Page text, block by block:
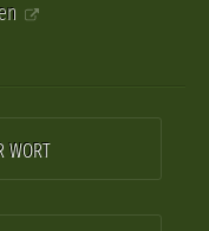
WORT